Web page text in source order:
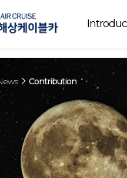
=> Running [3] => The cable
Contribution